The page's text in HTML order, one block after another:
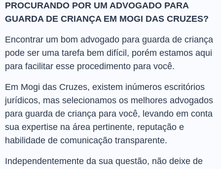
PROCURANDO POR UM ADVOGADO PARA
GUARDA DE CRIANÇA EM MOGI DAS CRUZES?
Encontrar um bom advogado para guarda de criança
pode ser uma tarefa bem difícil, porém estamos aqui
para facilitar esse procedimento para você.
Em Mogi das Cruzes, existem inúmeros escritórios
jurídicos, mas selecionamos os melhores advogados
para guarda de criança para você, levando em conta
sua expertise na área pertinente, reputação e
habilidade de comunicação transparente.
Independentemente da sua questão, não deixe de